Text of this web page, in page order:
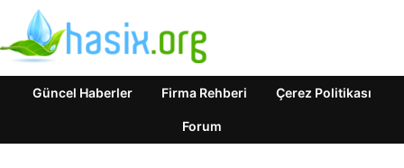
Güncel Haberler Firma Rehberi Çerez Politikası
Forum